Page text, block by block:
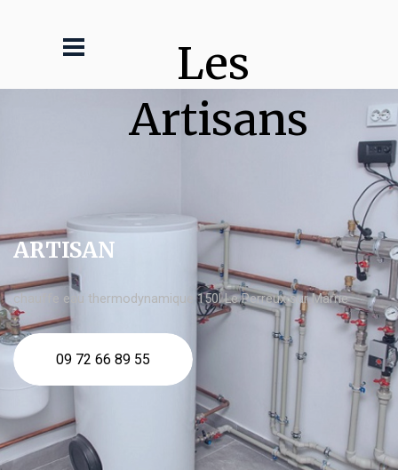
Les
Artisans
ARTISAN
chauffe eau thermodynamique 150l Le Perreux sur Marne
09 72 66 89 55